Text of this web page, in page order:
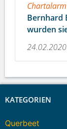
Chartalarm
Bernhard
wurden
KATEGORIEN
Querbeet